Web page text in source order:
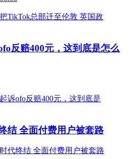
反赔400元，这到底是怎么
结 全面付费用户被套路